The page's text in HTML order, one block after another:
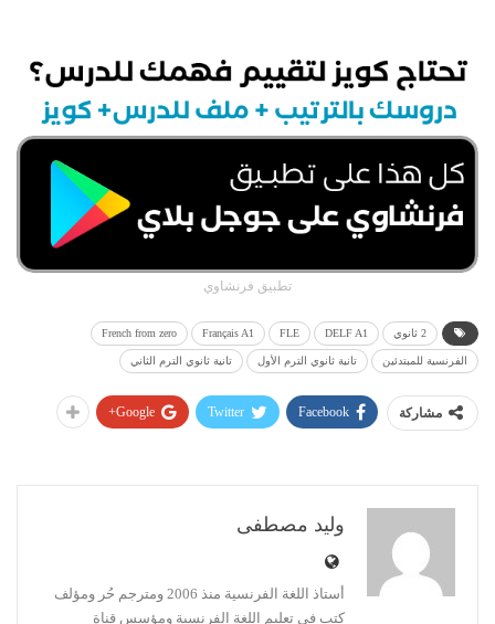
تطبيق فرنشاوي
2 ثانوي DELF A1
FLE
Français A1
French from zero
الفرنسية للمبتدئين تانية ثانوي الترم الأول تانية ثانوي الترم الثاني
مشاركة Facebook
Twitter
Google+
وليد مصطفى
أستاذ اللغة الفرنسية منذ 2006 ومترجم حُر ومؤلف
كتب في تعليم اللغة الفرنسية ومؤسس قناة